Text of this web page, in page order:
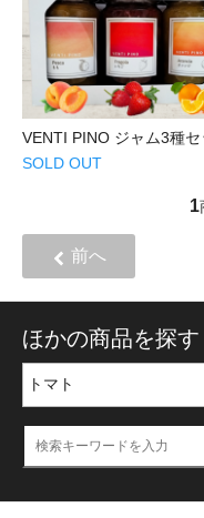
VENTI PINO ジャム3種セ
SOLD OUT
1
前へ
ほかの商品を探す